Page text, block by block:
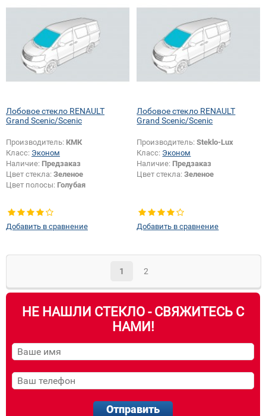
Лобовое стекло RENAULT
Grand Scenic/Scenic
Производитель: КМК
Класс: Эконом
Наличие: Предзаказ
Цвет стекла: Зеленое
Цвет полосы: Голубая
Добавить в сравнение
Лобовое стекло RENAULT
Grand Scenic/Scenic
Производитель:Steklo-Lux
Класс: Эконом
Наличие: Предзаказ
Цвет стекла:Зеленое
Добавить в сравнение
1 2
НЕ НАШЛИ СТЕКЛО - СВЯЖИТЕСЬ С
НАМИ!
Отправить